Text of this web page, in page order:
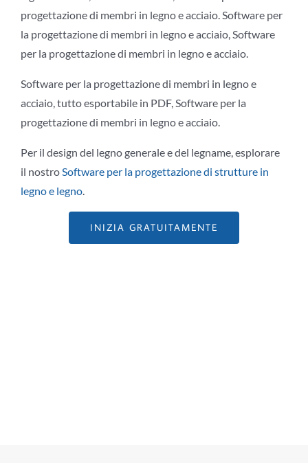
progettazione di membri in legno e acciaio. Software per
la progettazione di membri in legno e acciaio, Software
per la progettazione di membri in legno e acciaio.
Software per la progettazione di membri in legno e
acciaio, tutto esportabile in PDF, Software per la
progettazione di membri in legno e acciaio.
Per il design del legno generale e del legname, esplorare
il nostroSoftware per la progettazione di strutture in
legno e legno.
INIZIA GRATUITAMENTE